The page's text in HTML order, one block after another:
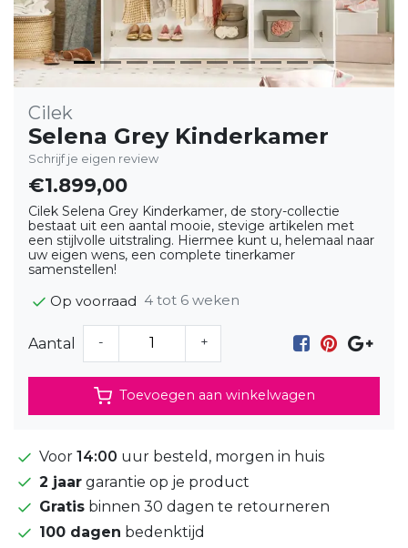
Cilek
Selena Grey Kinderkamer
Schrijf je eigen review
€1.899,00
Cilek Selena Grey Kinderkamer, de story-collectie
bestaat uit een aantal mooie, stevige artikelen met
een stijlvolle uitstraling. Hiermee kunt u, helemaal naar
uw eigen wens, een complete tinerkamer
samenstellen!
Op voorraad 4 tot 6 weken
Aantal - +
Toevoegen aan winkelwagen
Voor 14:00 uur besteld, morgen in huis
2 jaar garantie op je product
Gratis binnen 30 dagen te retourneren
100 dagen bedenktijd